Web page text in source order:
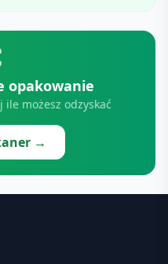
opakowanie
ile możesz odzyskać
→